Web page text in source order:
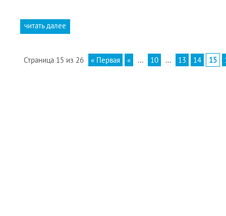
читать далее
Страница 15 из 26 « Первая « ... 10 ... 13 14 15